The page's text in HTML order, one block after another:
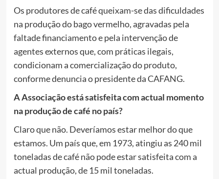
Os produtores de café queixam-se das dificuldades
na produção do bago vermelho, agravadas pela
faltade financiamento e pela intervenção de
agentes externos que, com práticas ilegais,
condicionam a comercialização do produto,
conforme denuncia o presidente da CAFANG.
A Associação está satisfeita com actual momento
na produção de café no país?
Claro que não. Deveríamos estar melhor do que
estamos. Um país que, em 1973, atingiu as 240 mil
toneladas de café não pode estar satisfeita com a
actual produção, de 15 mil toneladas.